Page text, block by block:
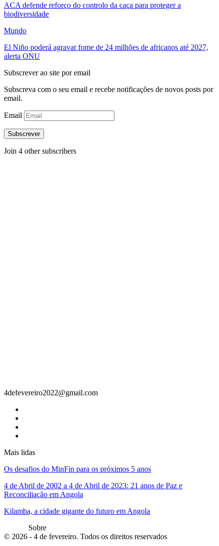
ACA defende reforço do controlo da caça para proteger a
biodiversidade
Mundo
El Niño poderá agravar fome de 24 milhões de africanos até 2027,
alerta ONU
Subscrever ao site por email
Subscreva com o seu email e recebe notificações de novos posts por
email.
Email
Subscrever
Join 4 other subscribers
4defevereiro2022@gmail.com
Mais lidas
Os desafios do MinFin para os próximos 5 anos
4 de Abril de 2002 a 4 de Abril de 2023: 21 anos de Paz e
Reconciliação em Angola
Kilamba, a cidade gigante do futuro em Angola
Sobre
© 2026 - 4 de fevereiro. Todos os direitos reservados